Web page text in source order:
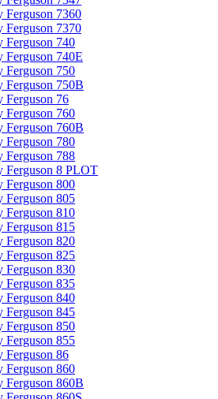
Ferguson 7360
Ferguson 7370
Ferguson 740
Ferguson 740E
Ferguson 750
Ferguson 750B
Ferguson 76
Ferguson 760
Ferguson 760B
Ferguson 780
Ferguson 788
Ferguson 8 PLOT
Ferguson 800
Ferguson 805
Ferguson 810
Ferguson 815
Ferguson 820
Ferguson 825
Ferguson 830
Ferguson 835
Ferguson 840
Ferguson 845
Ferguson 850
Ferguson 855
Ferguson 86
Ferguson 860
Ferguson 860B